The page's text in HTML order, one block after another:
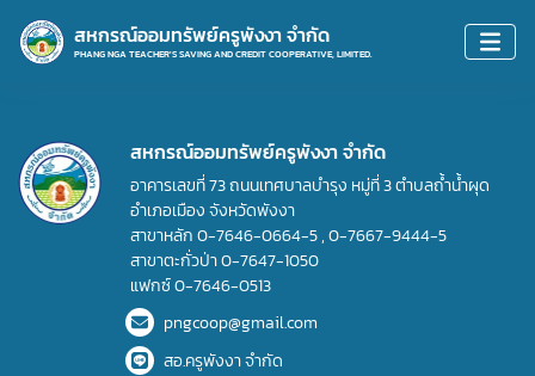
สหกรณ์ออมทรัพย์ครูพังงา จำกัด
PHANG NGA TEACHER'S SAVING AND CREDIT COOPERATIVE, LIMITED.
สหกรณ์ออมทรัพย์ครูพังงา จำกัด
อาคารเลขที่ 73 ถนนเทศบาลบำรุง หมู่ที่ 3 ตำบลถ้ำน้ำผุด
อำเภอเมือง จังหวัดพังงา
สาขาหลัก0-7646-0664-5,0-7667-9444-5
สาขาตะกั่วป่า0-7647-1050
แฟกซ์0-7646-0513
pngcoop@gmail.com
สอ.ครูพังงา จำกัด